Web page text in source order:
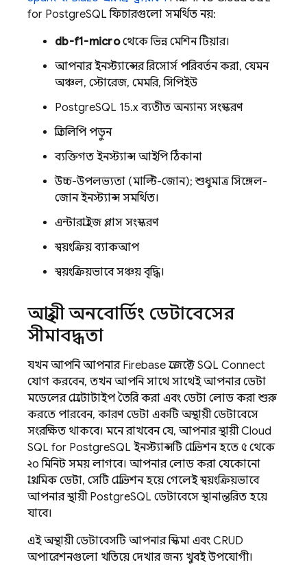
for PostgreSQL ফিচারগুলো সমর্থিত নয়:
db-f1-microথেকে ভিন্ন মেশিন টিয়ার।
আপনার ইনস্ট্যান্সের রিসোর্স পরিবর্তন করা, যেমন
অঞ্চল, স্টোরেজ, মেমরি, সিপিইউ
PostgreSQL 15.x ব্যতীত অন্যান্য সংস্করণ
প্রতিলিপি পড়ুন
ব্যক্তিগত ইনস্ট্যান্স আইপি ঠিকানা
উচ্চ-উপলভ্যতা (মাল্টি-জোন); শুধুমাত্র সিঙ্গেল-
জোন ইনস্ট্যান্স সমর্থিত।
এন্টারপ্রাইজ প্লাস সংস্করণ
স্বয়ংক্রিয় ব্যাকআপ
স্বয়ংক্রিয়ভাবে সঞ্চয় বৃদ্ধি।
অস্থায়ী অনবোর্ডিং ডেটাবেসের
সীমাবদ্ধতা
যখন আপনি আপনার Firebase প্রজেক্টে SQL Connect
যোগ করবেন, তখন আপনি সাথে সাথেই আপনার ডেটা
মডেলের প্রোটোটাইপ তৈরি করা এবং ডেটা লোড করা শুরু
করতে পারবেন, কারণ ডেটা একটি অস্থায়ী ডেটাবেসে
সংরক্ষিত থাকবে। মনে রাখবেন যে, আপনার স্থায়ীCloud
SQL for PostgreSQL ইনস্ট্যান্সটি প্রোভিশন হতে ৫ থেকে
২০ মিনিট সময় লাগবে। আপনার লোড করা যেকোনো
প্রাথমিক ডেটা, সেটি প্রোভিশন হয়ে গেলেই স্বয়ংক্রিয়ভাবে
আপনার স্থায়ী PostgreSQL ডেটাবেসে স্থানান্তরিত হয়ে
যাবে।
এই অস্থায়ী ডেটাবেসটি আপনার স্কিমা এবং CRUD
অপারেশনগুলো খতিয়ে দেখার জন্য খুবই উপযোগী।